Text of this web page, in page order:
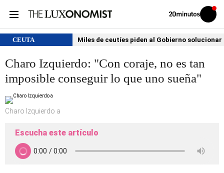
Volver
Iniciar
sesión
CEUTA Miles de ceutíes piden al Gobierno
Charo Izquierdo: "Con coraje, no es tan
imposible conseguir lo que uno sueña"
Charo Izquierdo a
Escucha este artículo